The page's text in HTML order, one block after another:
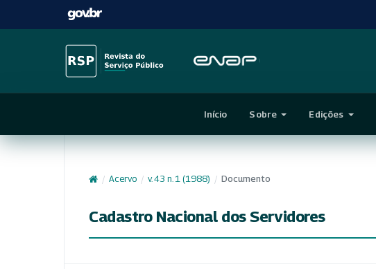
Início Sobre Edições
/ Acervo / v. 43 n. 1 (1988) / Documento
Cadastro Nacional dos Servidores